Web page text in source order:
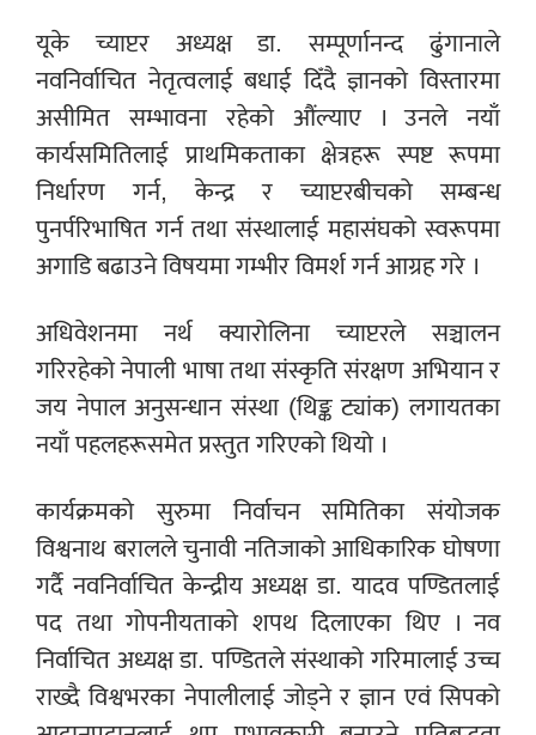
यूके च्याप्टर अध्यक्ष डा. सम्पूर्णानन्द ढुंगानाले
नवनिर्वाचित नेतृत्वलाई बधाई दिँदै ज्ञानको विस्तारमा
असीमित सम्भावना रहेको औंल्याए । उनले नयाँ
कार्यसमितिलाई प्राथमिकताका क्षेत्रहरू स्पष्ट रूपमा
निर्धारण गर्न, केन्द्र र च्याप्टरबीचको सम्बन्ध
पुनर्परिभाषित गर्न तथा संस्थालाई महासंघको स्वरूपमा
अगाडि बढाउने विषयमा गम्भीर विमर्श गर्न आग्रह गरे ।
अधिवेशनमा नर्थ क्यारोलिना च्याप्टरले सञ्चालन
गरिरहेको नेपाली भाषा तथा संस्कृति संरक्षण अभियान र
जय नेपाल अनुसन्धान संस्था (थिङ्क ट्यांक) लगायतका
नयाँ पहलहरूसमेत प्रस्तुत गरिएको थियो ।
कार्यक्रमको सुरुमा निर्वाचन समितिका संयोजक
विश्वनाथ बरालले चुनावी नतिजाको आधिकारिक घोषणा
गर्दै नवनिर्वाचित केन्द्रीय अध्यक्ष डा. यादव पण्डितलाई
पद तथा गोपनीयताको शपथ दिलाएका थिए । नव
निर्वाचित अध्यक्ष डा. पण्डितले संस्थाको गरिमालाई उच्च
राख्दै विश्वभरका नेपालीलाई जोड्ने र ज्ञान एवं सिपको